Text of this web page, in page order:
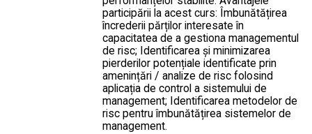
participării la acest curs: Îmbunătățirea
încrederii părților interesate în
capacitatea de a gestiona managementul
de risc; Identificarea și minimizarea
pierderilor potențiale identificate prin
amenințări / analize de risc folosind
aplicația de control a sistemului de
management; Identificarea metodelor de
risc pentru îmbunătățirea sistemelor de
management.